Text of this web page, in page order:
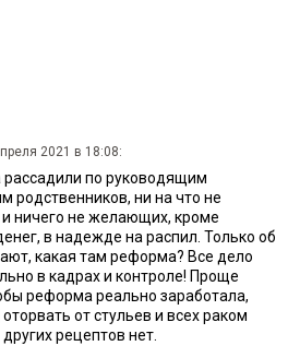
2021 в 18:08:
рассадили по руководящим
родственников, ни на что не
ничего не желающих, кроме
в надежде на распил. Только об
какая там реформа? Все дело
в кадрах и контроле! Проще
реформа реально заработала,
от стульев и всех раком
рецептов нет.